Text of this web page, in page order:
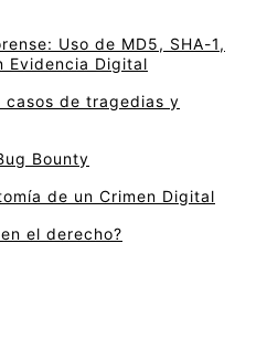
Uso de MD5, SHA-1,
Evidencia Digital
casos de tragedias y
Bounty
de un Crimen Digital
el derecho?